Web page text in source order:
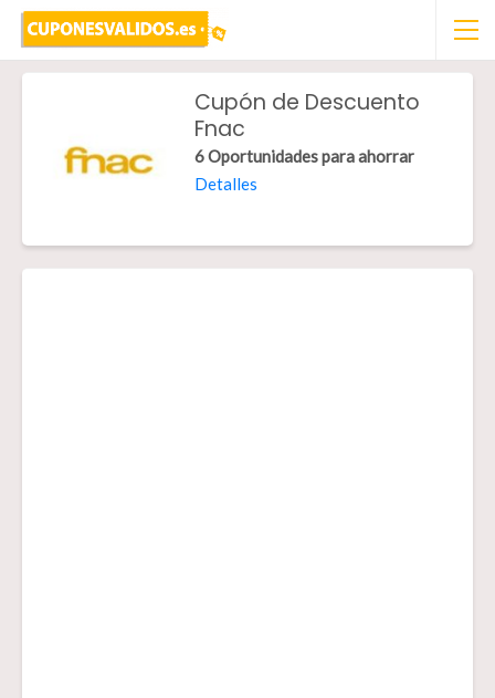
Cupón de Descuento
Fnac
6 Oportunidades para ahorrar
Detalles